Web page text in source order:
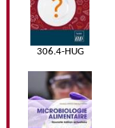
306.4-HUG